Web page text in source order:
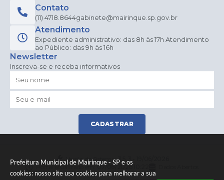
Prefeitura Municipal de Mairinque - SP e os
cookies: nosso site usa cookies para melhorar a sua
Contato
(11) 4718.8644gabinete@mairinque.sp.gov.br
Atendimento
Expediente administrativo: das 8h às 17h Atendimento
ao Público: das 9h às 16h
Newsletter
Inscreva-se e receba informativos
CADASTRAR
Versão do Sistema:3.5.3 - 19/06/2026
Portal atualizado em:07/08/2026 10:22